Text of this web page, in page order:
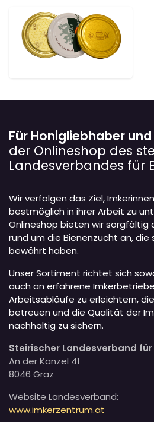
Für Honigliebhaber
der Onlineshop des
Landesverbandes für
Wir verfolgen das Ziel,
bestmöglich in ihrer Arbeit zu
Onlineshop bieten wir sorgfältig
rund um die Bienenzucht an, die
bewährt haben.
Unser Sortiment richtet sich
auch an erfahrene
Arbeitsabläufe zu erleichtern,
betreuen und die Qualität der
nachhaltig zu sichern.
Steirischer Landesverband
An der Kanzel 41
8046 Graz
Website Landesverband:
www.imkerzentrum.at